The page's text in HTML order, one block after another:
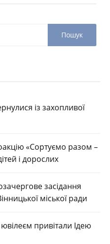
із захопливої
«Сортуємо разом –
і дорослих
засідання
міської ради
привітали Ідею